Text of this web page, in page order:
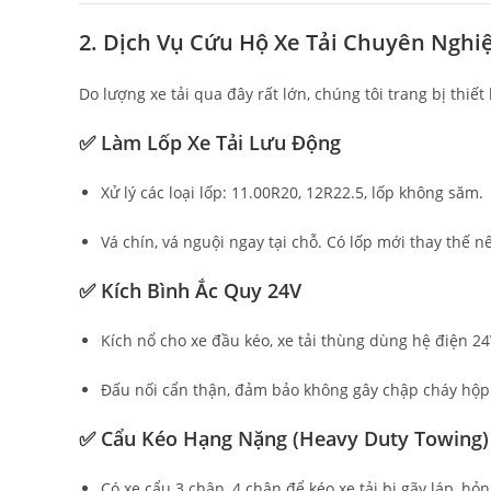
2. Dịch Vụ Cứu Hộ Xe Tải Chuyên
Do lượng xe tải qua đây rất lớn, chúng tôi trang bị thiết
✅ Làm Lốp Xe Tải Lưu Động
Xử lý các loại lốp: 11.00R20, 12R22.5, lốp không săm.
Vá chín, vá nguội ngay tại chỗ. Có lốp mới thay thế
✅ Kích Bình Ắc Quy 24V
Kích nổ cho xe đầu kéo, xe tải thùng dùng hệ điện
Đấu nối cẩn thận, đảm bảo không gây chập cháy hộp
✅ Cẩu Kéo Hạng Nặng (Heavy Duty Towing)